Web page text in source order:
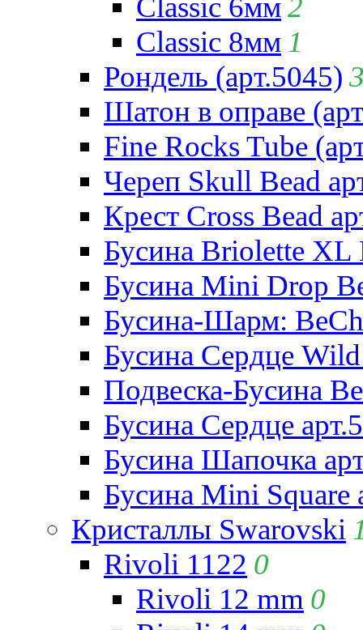
Classic 6мм2
Classic 8мм 1
Рондель (арт.5045)
Шатон в оправе
Fine Rocks Tube
Череп Skull Bead
Крест Cross Bead
Бусина Briolette XL
Бусина Mini Drop
Бусина-Шарм:
Бусина Сердце
Подвеска-Бусина
Бусина Сердце
Бусина Шапочка
Бусина Mini Square
Кристаллы Swarovski
Rivoli 1122 0
Rivoli 12 mm 0